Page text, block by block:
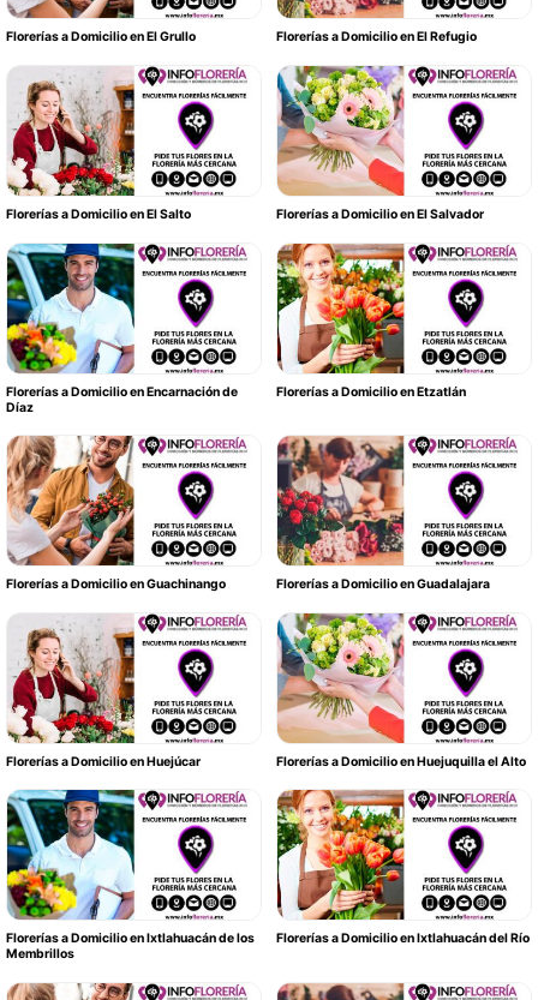
Florerías a Domicilio en El Grullo Florerías a Domicilio en El Refugio
Florerías a Domicilio en El Salto Florerías a Domicilio en El Salvador
Florerías a Domicilio en Encarnación de
Díaz
Florerías a Domicilio en Etzatlán
Florerías a Domicilio en Guachinango Florerías a Domicilio en Guadalajara
Florerías a Domicilio en Huejúcar Florerías a Domicilio en Huejuquilla el Alto
Florerías a Domicilio en Ixtlahuacán de los
Membrillos
Florerías a Domicilio en Ixtlahuacán del Río